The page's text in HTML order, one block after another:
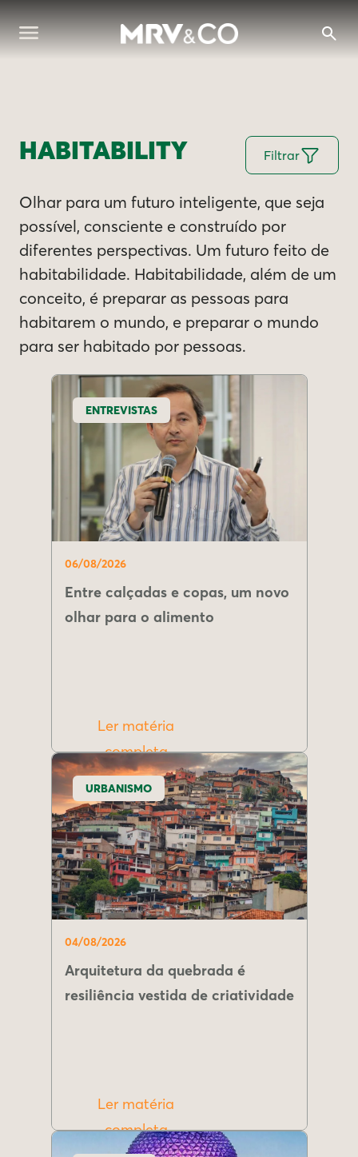
HABITABILITY Filtrar
Olhar para um futuro inteligente, que seja
possível, consciente e construído por
diferentes perspectivas. Um futuro feito de
habitabilidade. Habitabilidade, além de um
conceito, é preparar as pessoas para
habitarem o mundo, e preparar o mundo
para ser habitado por pessoas.
ENTREVISTAS
06/08/2026
Entre calçadas e copas, um novo
olhar para o alimento
Ler matéria
completa
URBANISMO
04/08/2026
Arquitetura da quebrada é
resiliência vestida de criatividade
Ler matéria
completa